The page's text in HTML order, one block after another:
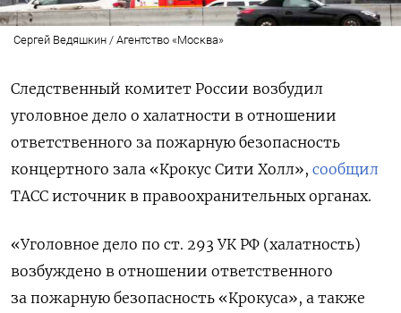
Сергей Ведяшкин / Агентство «Москва»
Следственный комитет России возбудил
уголовное дело о халатности в отношении
ответственного за пожарную безопасность
концертного зала «Крокус Сити Холл», сообщил
ТАСС источник в правоохранительных органах.
«Уголовное дело по ст. 293 УК РФ (халатность)
возбуждено в отношении ответственного
за пожарную безопасность «Крокуса», а также